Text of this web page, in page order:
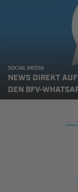
SOCIAL MEDIA
NEWS DIREKT
DEN BFV-